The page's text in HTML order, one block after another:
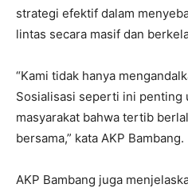
strategi efektif dalam
lintas secara masif dan
“Kami tidak hanya
Sosialisasi seperti ini penting
masyarakat bahwa tertib
bersama,” kata AKP Bambang.
AKP Bambang juga